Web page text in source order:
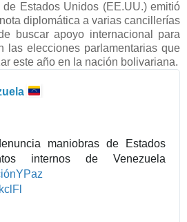
Estados Unidos (EE.UU.) emitió
diplomática a varias cancillerías
buscar apoyo internacional para
las elecciones parlamentarias que
este año en la nación bolivariana.
maniobras de Estados
internos de Venezuela